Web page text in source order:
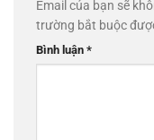
Email của bạn sẽ
trường bắt buộc
Bình luận *